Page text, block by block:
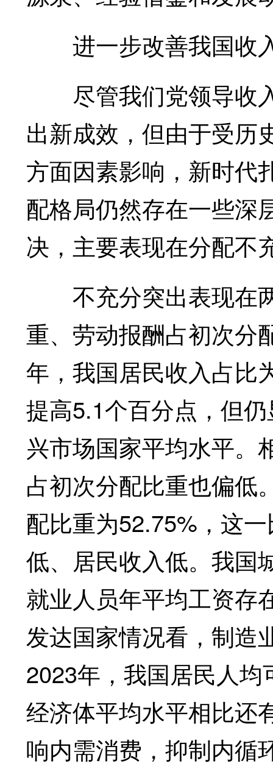
进一步改善我国收
尽管我们党领导收
出新成效，但由于受历
方面因素影响，新时代
配格局仍然存在一些深
决，主要表现在分配不
不充分突出表现在
重、劳动报酬占初次分
年，我国居民收入占比
提高5.1个百分点，但
兴市场国家平均水平。
占初次分配比重也偏低
配比重为52.75%，这
低、居民收入低。我国
就业人员年平均工资存
发达国家情况看，制造
2023年，我国居民人
经济体平均水平相比还
响内需消费，抑制内循